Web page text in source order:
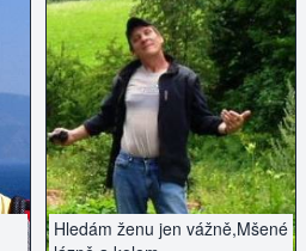
Hledám ženu jen vážně,Mšené
ZOBRAZIT INZERÁT